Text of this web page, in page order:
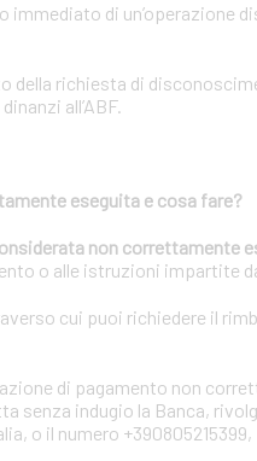
immediato di un’operazione
della richiesta di
all’ABF.
eseguita e cosa fare?
non correttamente
o alle istruzioni impartite
cui puoi richiedere il
di pagamento non
indugio la Banca,
o il numero